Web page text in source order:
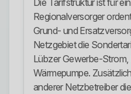
Die Tarifstruktur ist für
Regionalversorger
Grund- und
Netzgebiet die
Lübzer Gewerbe-
Wärmepumpe.
anderer Netzbetreiber